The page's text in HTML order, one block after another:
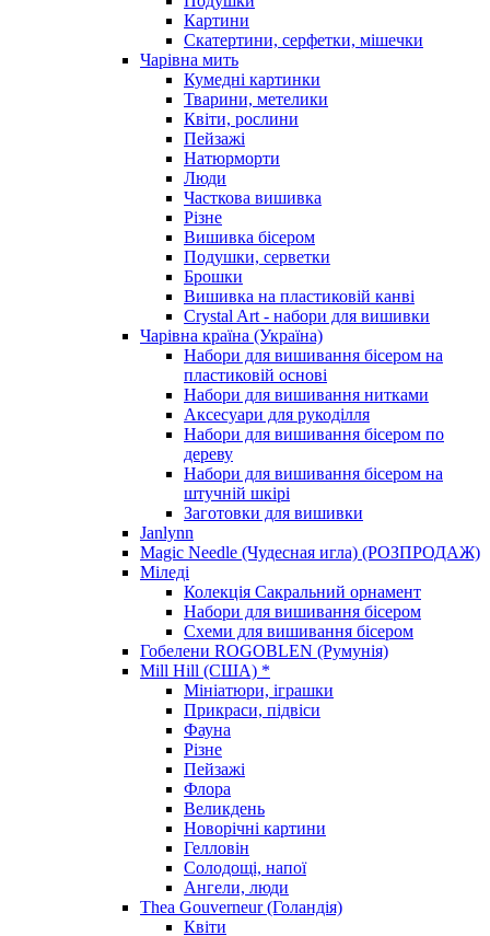
Картини
Скатертини, серфетки, мішечки
Чарiвна мить
Кумедні картинки
Тварини, метелики
Квіти, рослини
Пейзажі
Натюрморти
Люди
Часткова вишивка
Різне
Вишивка бісером
Подушки, серветки
Брошки
Вишивка на пластиковій канві
Crystal Art - набори для вишивки
Чарівна країна (Україна)
Набори для вишивання бісером на
пластиковій основі
Набори для вишивання нитками
Аксесуари для рукоділля
Набори для вишивання бісером по
дереву
Набори для вишивання бісером на
штучній шкірі
Заготовки для вишивки
Janlynn
Magic Needle (Чудесная игла) (РОЗПРОДАЖ)
Міледі
Колекція Сакральний орнамент
Набори для вишивання бісером
Схеми для вишивання бісером
Гобелени ROGOBLEN (Румунія)
Mill Hill (США) *
Мініатюри, іграшки
Прикраси, підвіси
Фауна
Різне
Пейзажі
Флора
Великдень
Новорічні картини
Гелловін
Солодощі, напої
Ангели, люди
Thea Gouverneur (Голандія)
Квіти